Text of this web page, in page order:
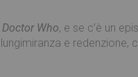
Doctor Who, e se c’è un
e redenzione,